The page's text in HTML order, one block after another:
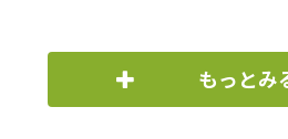
もっとみ